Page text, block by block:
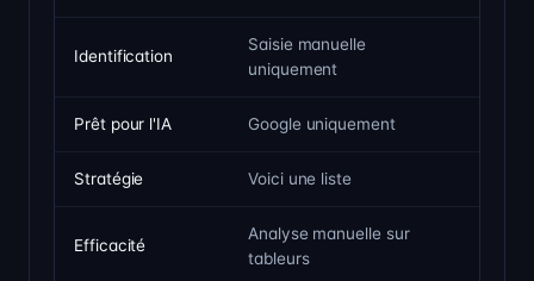
Identification
Saisie manuelle
uniquement
Prêt pour l'IA Google uniquement
Stratégie Voici une liste
Efficacité
Analyse manuelle sur
tableurs